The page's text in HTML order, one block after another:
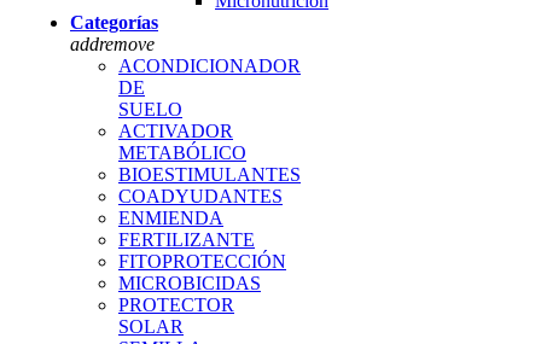
Categorías
addremove
ACONDICIONADOR
DE
SUELO
ACTIVADOR
METABÓLICO
BIOESTIMULANTES
COADYUDANTES
ENMIENDA
FERTILIZANTE
FITOPROTECCIÓN
MICROBICIDAS
PROTECTOR
SOLAR